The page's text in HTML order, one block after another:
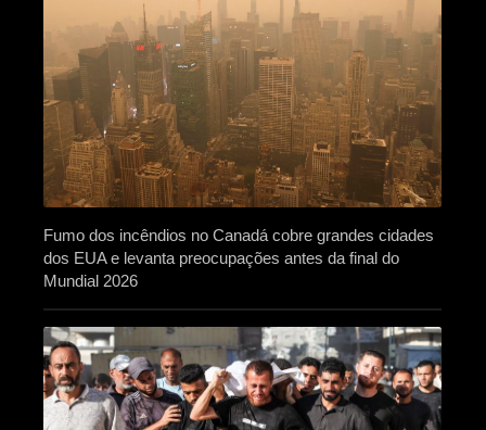
Fumo dos incêndios no Canadá cobre grandes cidades
dos EUA e levanta preocupações antes da final do
Mundial 2026